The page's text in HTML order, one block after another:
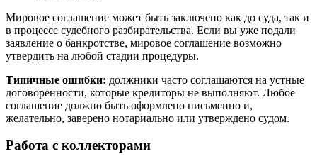
Мировое соглашение может быть заключено как до суда, так и
в процессе судебного разбирательства. Если вы уже подали
заявление о банкротстве, мировое соглашение возможно
утвердить на любой стадии процедуры.
Типичные ошибки: должники часто соглашаются на устные
договоренности, которые кредиторы не выполняют. Любое
соглашение должно быть оформлено письменно и,
желательно, заверено нотариально или утверждено судом.
Работа с коллекторами